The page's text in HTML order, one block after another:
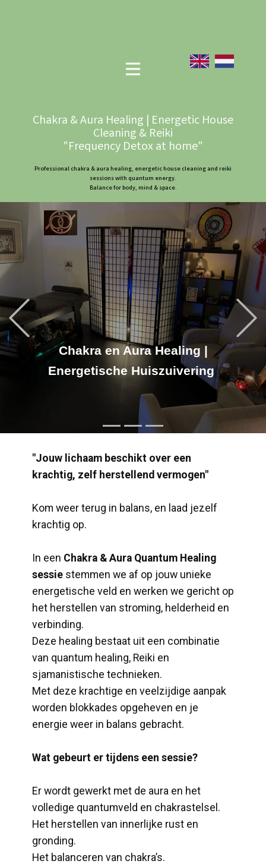
Chakra & Aura Healing | Energetic House
Cleaning & Reiki
"Frequency Detox at home"
Professional chakra & aura healing, energetic house cleaning and reiki
sessions with quantum energy.
Balance for body, mind & space.
Chakra en Aura Healing |
Energetische Huiszuivering ​
Previous
"Jouw lichaam beschikt over een
krachtig, zelf herstellend vermogen"
Kom weer terug in balans, en laad jezelf
krachtig op.
In een Chakra & Aura Quantum Healing
sessie stemmen we af op jouw unieke
energetische veld en werken we gericht op
het herstellen van stroming, helderheid en
verbinding.
Deze healing bestaat uit een combinatie
van quantum healing, Reiki en
sjamanistische technieken.
Met deze krachtige en veelzijdige aanpak
worden blokkades opgeheven en je
energie weer in balans gebracht.
Wat gebeurt er tijdens een sessie?
Er wordt gewerkt met de aura en het
volledige quantumveld en chakrastelsel.
Het herstellen van innerlijke rust en
gronding.
Het balanceren van chakra’s.